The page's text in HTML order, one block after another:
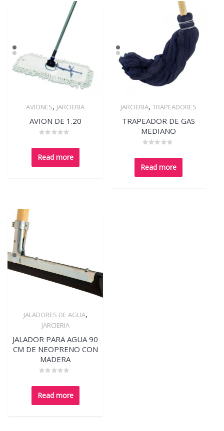
Quick View
AVIONES, JARCIERIA
AVION DE 1.20
0
out
of
Read more
Quick View
JARCIERIA,TRAPEADORES
TRAPEADOR DE GAS
MEDIANO
0
out
of
Read more
Quick View
JALADORES DE AGUA,
JARCIERIA
JALADOR PARA AGUA 90
CM DE NEOPRENO CON
MADERA
0
out
of
Read more